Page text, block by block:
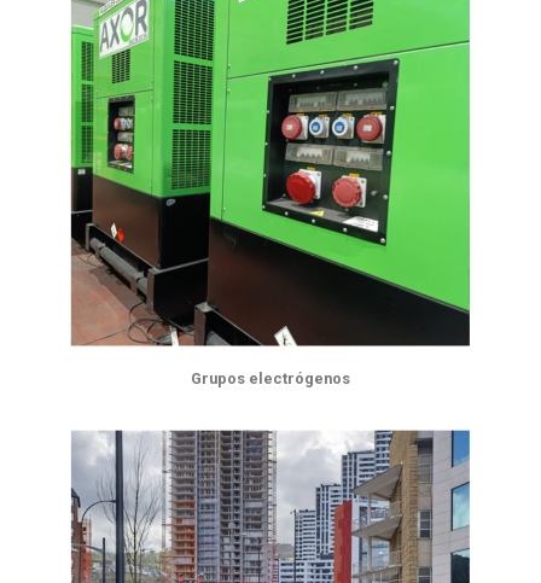
Grupos electrógenos